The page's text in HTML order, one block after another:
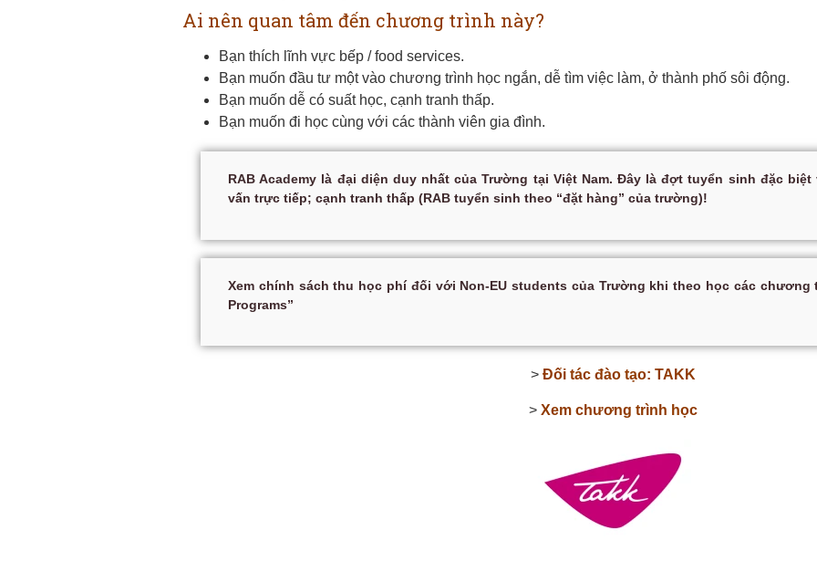
Ai nên quan tâm đến chương trình này?
Bạn thích lĩnh vực bếp / food services.
Bạn muốn đầu tư một vào chương trình học ngắn, dễ tìm việc làm, ở thành phố sôi động.
Bạn muốn dễ có suất học, cạnh tranh thấp.
Bạn muốn đi học cùng với các thành viên gia đình.
RAB Academy là đại diện duy nhất của Trường tại Việt Nam. Đây là đợt tuyển sinh đặc
vấn trực tiếp; cạnh tranh thấp (RAB tuyển sinh theo “đặt hàng” của trường)!
Xem chính sách thu học phí đối với Non-EU students của Trường khi theo học các chương
Programs”
> Đối tác đào tạo: TAKK
> Xem chương trình học